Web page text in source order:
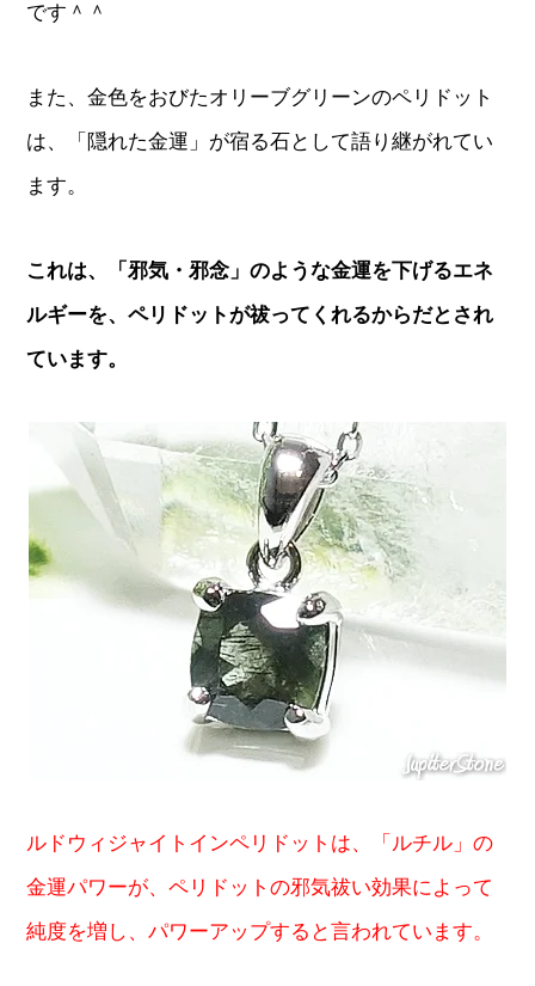
です＾＾
また、金色をおびたオリーブグリーンのペリドット
は、「隠れた金運」が宿る石として語り継がれてい
ます。
これは、「邪気・邪念」のような金運を下げるエネ
ルギーを、ペリドットが祓ってくれるからだとされ
ています。
ルドウィジャイトインペリドットは、「ルチル」の
金運パワーが、ペリドットの邪気祓い効果によって
純度を増し、パワーアップすると言われています。